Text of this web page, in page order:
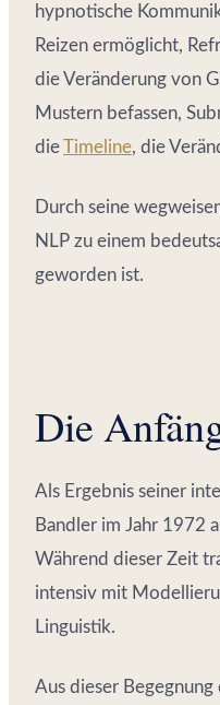
hypnotische
Reizen ermöglicht,
die Veränderung von
Mustern befassen,
dieTimeline, die
Durch seine
NLP zu einem
geworden ist.
Die
Als Ergebnis seiner
Bandler im Jahr 1972
Während dieser Zeit
intensiv mit
Linguistik.
Aus dieser